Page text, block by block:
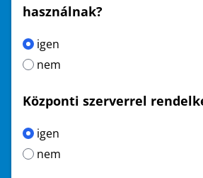
használnak?
igen
nem
Központi szerverrel
igen
nem